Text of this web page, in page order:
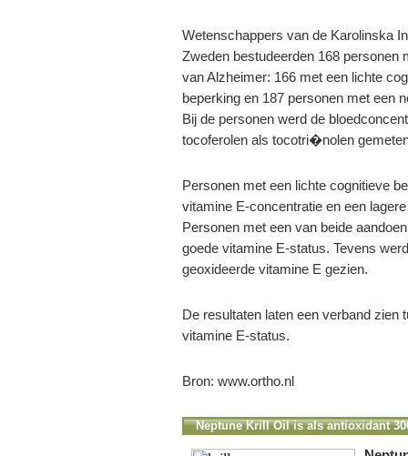
Wetenschappers van de Karolinska
Zweden bestudeerden 168 personen
van Alzheimer: 166 met een lichte
beperking en 187 personen met een
Bij de personen werd de
tocoferolen als tocotri�nolen
Personen met een lichte cognitieve
vitamine E-concentratie en een
Personen met een van beide
goede vitamine E-status. Tevens
geoxideerde vitamine E gezien.
De resultaten laten een verband zien
vitamine E-status.
Bron: www.ortho.nl
Neptune Krill Oil is als antioxidant